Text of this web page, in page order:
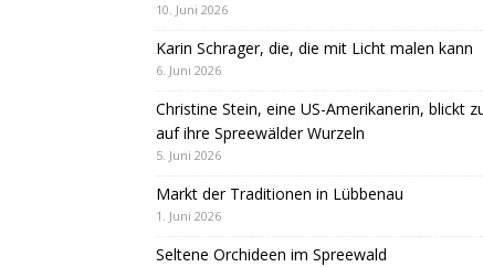
10. Juni 2026
Karin Schrager, die, die mit Licht malen kann
6. Juni 2026
Christine Stein, eine US-Amerikanerin, blickt
auf ihre Spreewälder Wurzeln
5. Juni 2026
Markt der Traditionen in Lübbenau
1. Juni 2026
Seltene Orchideen im Spreewald